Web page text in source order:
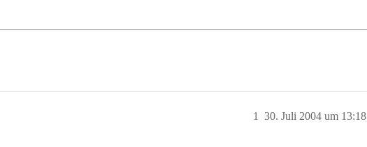
30. Juli 2004 um 13:18
1